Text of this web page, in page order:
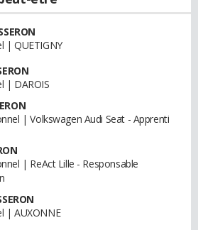
| QUETIGNY
| DAROIS
| Volkswagen Audi Seat - Apprenti
| ReAct Lille - Responsable
| AUXONNE